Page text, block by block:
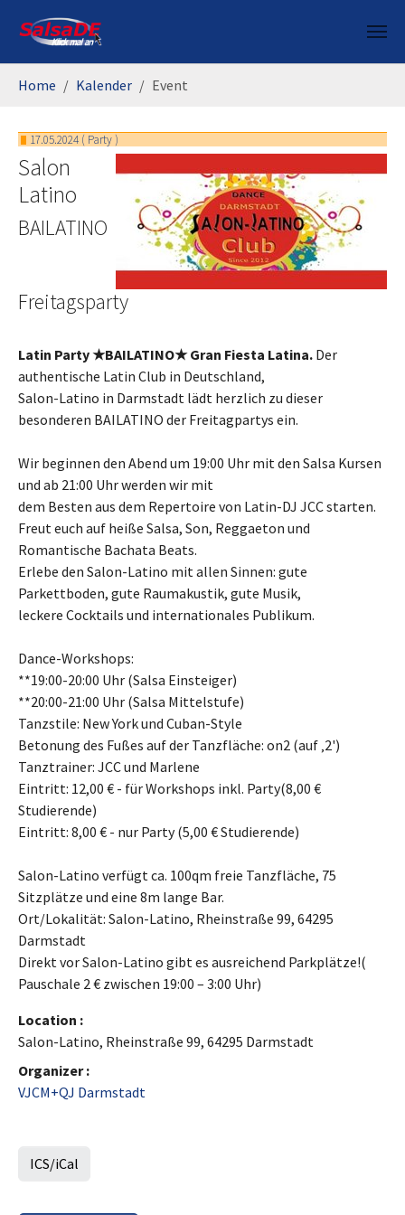
Home Kalender Event
17.05.2024 ( Party )
Salon
Latino
BAILATINO
Freitagsparty
Latin Party ★BAILATINO★ Gran Fiesta Latina. Der
authentische Latin Club in Deutschland,
Salon-Latino in Darmstadt lädt herzlich zu dieser
besonderen BAILATINO der Freitagpartys ein.
Wir beginnen den Abend um 19:00 Uhr mit den Salsa Kursen
und ab 21:00 Uhr werden wir mit
dem Besten aus dem Repertoire von Latin-DJ JCC starten.
Freut euch auf heiße Salsa, Son, Reggaeton und
Romantische Bachata Beats.
Erlebe den Salon-Latino mit allen Sinnen: gute
Parkettboden, gute Raumakustik, gute Musik,
leckere Cocktails und internationales Publikum.
Dance-Workshops:
**19:00-20:00 Uhr (Salsa Einsteiger)
**20:00-21:00 Uhr (Salsa Mittelstufe)
Tanzstile: New York und Cuban-Style
Betonung des Fußes auf der Tanzfläche: on2 (auf ‚2')
Tanztrainer: JCC und Marlene
Eintritt: 12,00 € - für Workshops inkl. Party(8,00 €
Studierende)
Eintritt: 8,00 € - nur Party (5,00 € Studierende)
Salon-Latino verfügt ca. 100qm freie Tanzfläche, 75
Sitzplätze und eine 8m lange Bar.
Ort/Lokalität: Salon-Latino, Rheinstraße 99, 64295
Darmstadt
Direkt vor Salon-Latino gibt es ausreichend Parkplätze!(
Pauschale 2 € zwischen 19:00 – 3:00 Uhr)
Location :
Salon-Latino, Rheinstraße 99, 64295 Darmstadt
Organizer :
VJCM+QJ Darmstadt
ICS/iCal